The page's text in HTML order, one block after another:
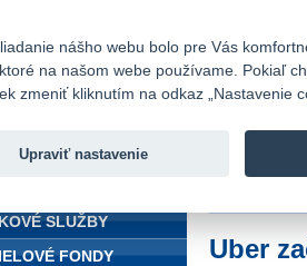
Fio banka
Uber
SLUŽBY
FONDY
nášho webu bolo pre Vás
na našom webe používame. Pokiaľ
zmeniť kliknutím na odkaz „Nastavenie
Upraviť nastavenie